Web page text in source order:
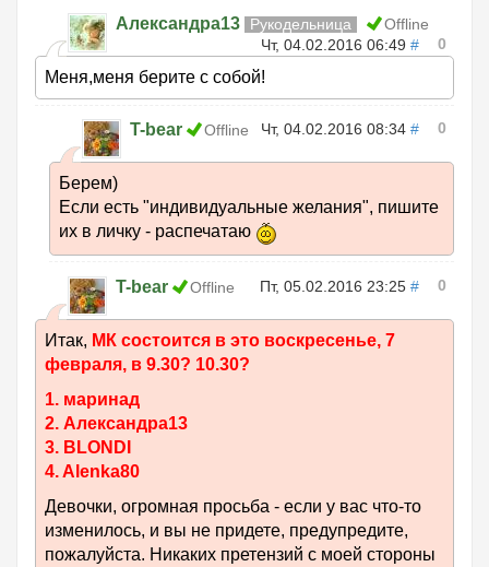
Александра13 Рукодельница
Offline
Чт, 04.02.2016 06:49 # 0
Меня,меня берите с собой!
T-bear Offline Чт, 04.02.2016 08:34 # 0
Берем)
Если есть "индивидуальные желания", пишите
их в личку - распечатаю
T-bear Offline Пт, 05.02.2016 23:25 # 0
Итак, МК состоится в это воскресенье, 7
февраля, в 9.30? 10.30?
1. маринад
2. Александра13
3. BLONDI
4. Alenka80
Девочки, огромная просьба - если у вас что-то
изменилось, и вы не придете, предупредите,
пожалуйста. Никаких претензий с моей стороны